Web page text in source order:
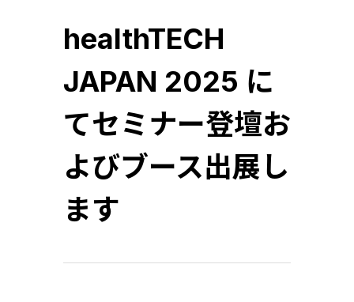
healthTECH
JAPAN 2025 に
てセミナー登壇お
よびブース出展し
ます